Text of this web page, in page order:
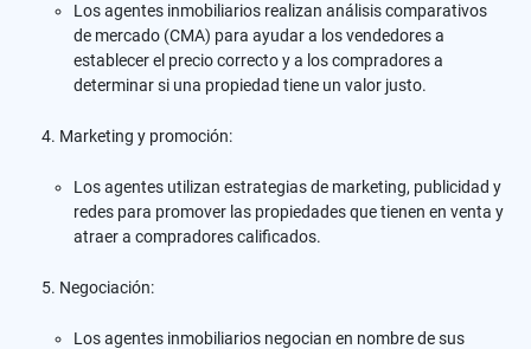
Los agentes inmobiliarios realizan análisis comparativos
de mercado (CMA) para ayudar a los vendedores a
establecer el precio correcto y a los compradores a
determinar si una propiedad tiene un valor justo.
Marketing y promoción:
Los agentes utilizan estrategias de marketing, publicidad y
redes para promover las propiedades que tienen en venta y
atraer a compradores calificados.
Negociación:
Los agentes inmobiliarios negocian en nombre de sus